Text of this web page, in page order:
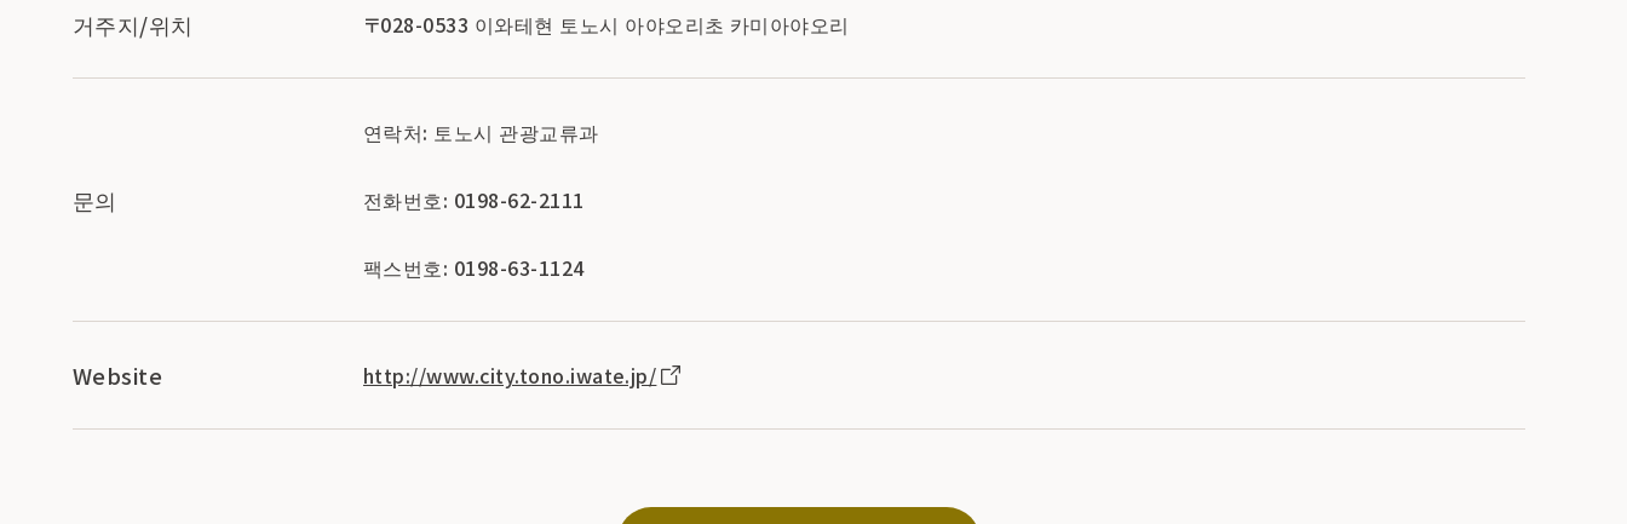
거주지/위치 〒028-0533 이와테현 토노시 아야오리초 카미아야오리
문의
연락처: 토노시 관광교류과
전화번호: 0198-62-2111
팩스번호: 0198-63-1124
Website http://www.city.tono.iwate.jp/